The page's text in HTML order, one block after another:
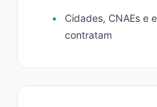
Cidades, CNAEs e
contratam